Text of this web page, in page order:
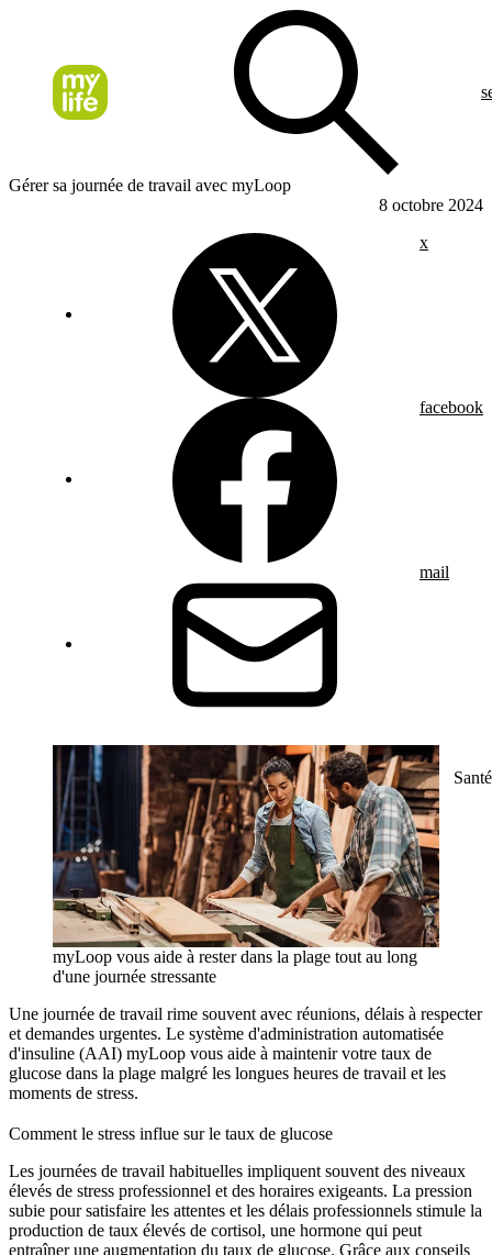
Gérer sa journée de travail avec myLoop
8 octobre 2024
x
facebook
mail
Santé
myLoop vous aide à rester dans la plage tout au long
d'une journée stressante
Une journée de travail rime souvent avec réunions, délais à respecter
et demandes urgentes. Le système d'administration automatisée
d'insuline (AAI) myLoop vous aide à maintenir votre taux de
glucose dans la plage malgré les longues heures de travail et les
moments de stress.
Comment le stress influe sur le taux de glucose
Les journées de travail habituelles impliquent souvent des niveaux
élevés de stress professionnel et des horaires exigeants. La pression
subie pour satisfaire les attentes et les délais professionnels stimule la
production de taux élevés de cortisol, une hormone qui peut
entraîner une augmentation du taux de glucose. Grâce aux conseils